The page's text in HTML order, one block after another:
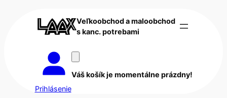
Veľkoobchod a maloobchod
s kanc. potrebami
Prihlásenie
Váš košík je momentálne prázdny!